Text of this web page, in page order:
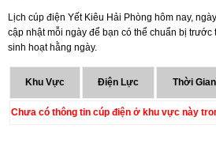
Lịch cúp điện Yết Kiêu Hải Phòng hôm nay,
cập nhật mỗi ngày để bạn có thể chuẩn bị
sinh hoạt hằng ngày.
Khu Vực Điện Lực Thời Gian
Chưa có thông tin cúp điện ở khu vực này